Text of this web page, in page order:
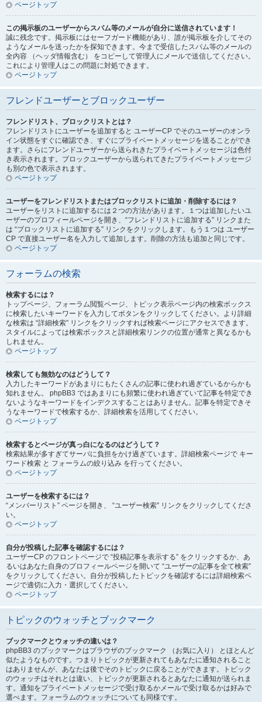
ページトップ
この掲示板のユーザーからスパム等のメールが自分に送信されています！
誠に残念です。掲示板にはセーフガード機能があり、誰が掲示板を介してその
ようなメールを送ったかを探知できます。今まで受信したスパム等のメールの
全内容 （ヘッダ情報含む） をコピーして管理人にメールで送信してください。
これにより管理人はこの問題に対処できます。
ページトップ
フレンドユーザーとブロックユーザー
フレンドリスト、ブロックリストとは？
フレンドリストにユーザーを追加すると ユーザーCP でそのユーザーのオンラ
イン状態をすぐに確認でき、すぐにプライベートメッセージを送ることができ
ます。さらにフレンドユーザーから送られきたプライベートメッセージは色付
き表示されます。ブロックユーザーから送られてきたプライベートメッセージ
も別の色で表示されます。
ページトップ
ユーザーをフレンドリストまたはブロックリストに追加・削除するには？
ユーザーをリストに追加するには２つの方法があります。１つは追加したいユ
ーザーのプロフィールページを開き、“フレンドリストに追加する” リンクまた
は “ブロックリストに追加する” リンクをクリックします。もう１つは ユーザー
CP で直接ユーザー名を入力して追加します。削除の方法も追加と同じです。
ページトップ
フォーラムの検索
検索するには？
トップページ、フォーラム閲覧ページ、トピック表示ページ内の検索ボックス
に検索したいキーワードを入力してボタンをクリックしてください。より詳細
な検索は “詳細検索” リンクをクリックすれば検索ページにアクセスできます。
スタイルによっては検索ボックスと詳細検索リンクの位置が通常と異なるかも
しれません。
ページトップ
検索しても無効なのはどうして？
入力したキーワードがあまりにもたくさんの記事に使われ過ぎているからかも
知れません。 phpBB3 ではあまりにも頻繁に使われ過ぎていて記事を特定でき
ないようなキーワードをインデクスすることはありません。記事を特定できそ
うなキーワードで検索するか、詳細検索を活用してください。
ページトップ
検索するとページが真っ白になるのはどうして？
検索結果が多すぎてサーバに負担をかけ過ぎています。詳細検索ページで キー
ワード検索 と フォーラムの絞り込み を行ってください。
ページトップ
ユーザーを検索するには？
“メンバーリスト” ページを開き、 “ユーザー検索” リンクをクリックしてくださ
い。
ページトップ
自分が投稿した記事を確認するには？
ユーザーCP のフロントページで “投稿記事を表示する” をクリックするか、あ
るいはあなた自身のプロフィールページを開いて “ユーザーの記事を全て検索”
をクリックしてください。自分が投稿したトピックを確認するには詳細検索ペ
ージで適切に入力・選択してください。
ページトップ
トピックのウォッチとブックマーク
ブックマークとウォッチの違いは？
phpBB3 のブックマークはブラウザのブックマーク （お気に入り） とほとんど
似たようなものです。つまりトピックが更新されてもあなたに通知されること
はありませんが、あなたは後でそのトピックに戻ることができます。トピック
のウォッチはそれとは違い、トピックが更新されるとあなたに通知が送られま
す。通知をプライベートメッセージで受け取るかメールで受け取るかは好みで
選べます。フォーラムのウォッチについても同様です。